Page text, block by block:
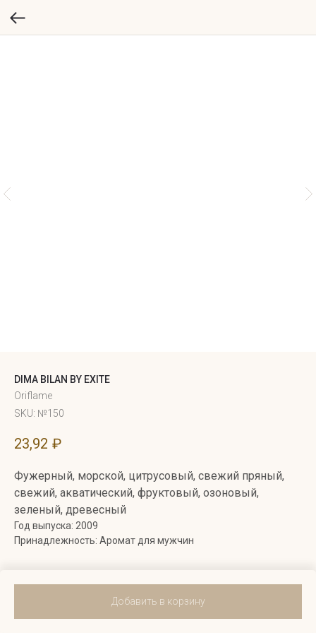
DIMA BILAN BY EXITE
Oriflame
SKU: №150
23,92 ₽
Добавить в корзину
Фужерный, морской, цитрусовый, свежий пряный,
свежий, акватический, фруктовый, озоновый,
зеленый, древесный
Год выпуска: 2009
Принадлежность: Аромат для мужчин